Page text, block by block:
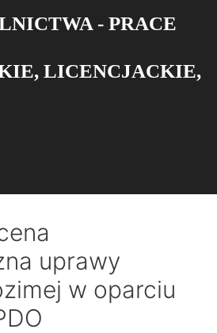
- PRACE
LICENCJACKIE,
uprawy
w oparciu